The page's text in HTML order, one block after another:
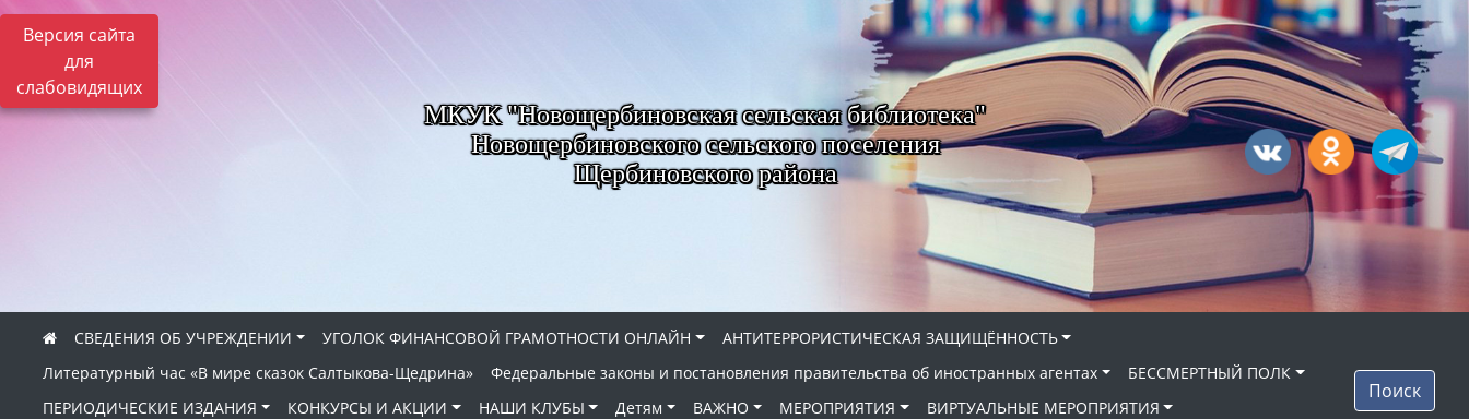
Версия сайта
для
слабовидящих
МКУК "Новощербиновская сельская библиотека"
Новощербиновского сельского поселения
Щербиновского района
СВЕДЕНИЯ ОБ УЧРЕЖДЕНИИ УГОЛОК ФИНАНСОВОЙ ГРАМОТНОСТИ ОНЛАЙН
АНТИТЕРРОРИСТИЧЕСКАЯ ЗАЩИЩЁННОСТЬ
Литературный час «В мире сказок Салтыкова-Щедрина»
Федеральные законы и постановления правительства об иностранных агентах
БЕССМЕРТНЫЙ ПОЛК
ПЕРИОДИЧЕСКИЕ ИЗДАНИЯ
КОНКУРСЫ И АКЦИИ НАШИ КЛУБЫ Детям ВАЖНО МЕРОПРИЯТИЯ
ВИРТУАЛЬНЫЕ МЕРОПРИЯТИЯ
Поиск